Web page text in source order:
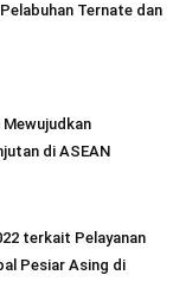
Ternate dan
di ASEAN
terkait Pelayanan
Pesiar Asing di